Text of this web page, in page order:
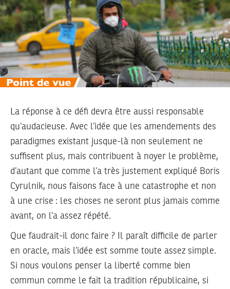
La réponse à ce défi devra être aussi responsable
qu’audacieuse. Avec l’idée que les amendements des
paradigmes existant jusque-là non seulement ne
suffisent plus, mais contribuent à noyer le problème,
d’autant que comme l’a très justement expliqué Boris
Cyrulnik, nous faisons face à une catastrophe et non
à une crise : les choses ne seront plus jamais comme
avant, on l’a assez répété.
Que faudrait-il donc faire ? Il paraît difficile de parler
en oracle, mais l’idée est somme toute assez simple.
Si nous voulons penser la liberté comme bien
commun comme le fait la tradition républicaine, si